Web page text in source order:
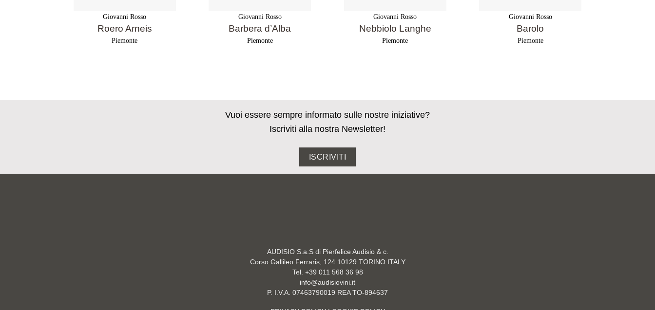
Giovanni Rosso
Roero Arneis
Piemonte
Giovanni Rosso
Barbera d’Alba
Piemonte
Giovanni Rosso
Nebbiolo Langhe
Piemonte
Giovanni Rosso
Barolo
Piemonte
Vuoi essere sempre informato sulle nostre iniziative?
Iscriviti alla nostra Newsletter!
ISCRIVITI
AUDISIO S.a.S di Pierfelice Audisio & c.
Corso Gallileo Ferraris, 124 10129 TORINO ITALY
Tel. +39 011 568 36 98
info@audisiovini.it
P. I.V.A. 07463790019 REA TO-894637